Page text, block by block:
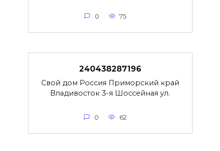
0 75
240438287196
Свой дом Россия Приморский край
Владивосток 3-я Шоссейная ул.
0 62